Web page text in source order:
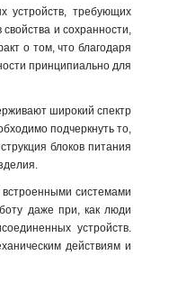
устройств, требующих
и сохранности,
о том, что благодаря
принципиально для
широкий спектр
подчеркнуть то,
блоков питания
системами
даже при, как люди
устройств.
действиям и